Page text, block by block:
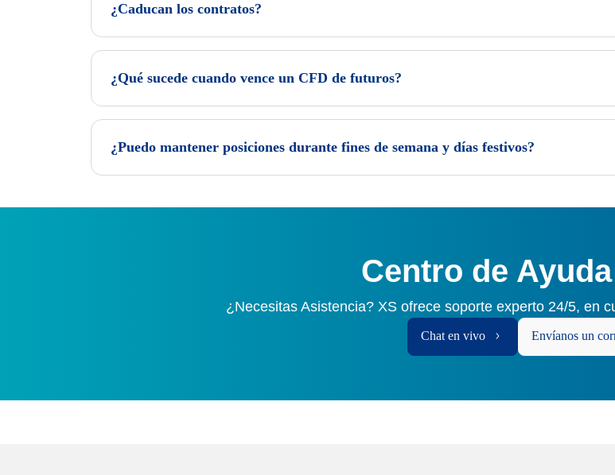
¿Caducan los contratos?
¿Qué sucede cuando vence un CFD de futuros?
¿Puedo mantener posiciones durante fines de semana y días festivos?
Centro de
¿Necesitas Asistencia? XS ofrece soporte experto 24/5, en
Chat en vivo Envíanos un